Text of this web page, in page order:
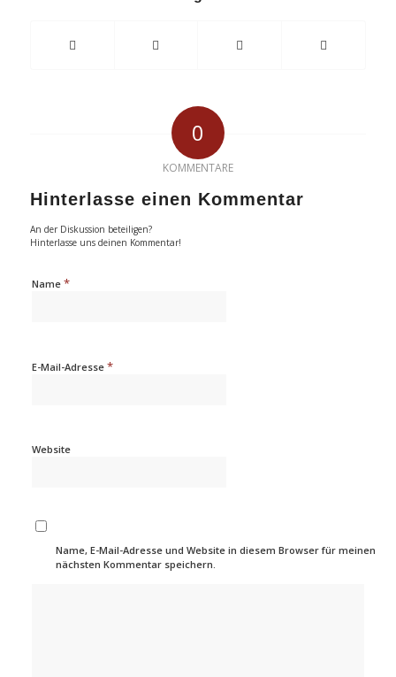
0
KOMMENTARE
Hinterlasse einen Kommentar
An der Diskussion beteiligen?
Hinterlasse uns deinen Kommentar!
Name *
E-Mail-Adresse *
Website
Name, E-Mail-Adresse und Website in diesem Browser für meinen
nächsten Kommentar speichern.